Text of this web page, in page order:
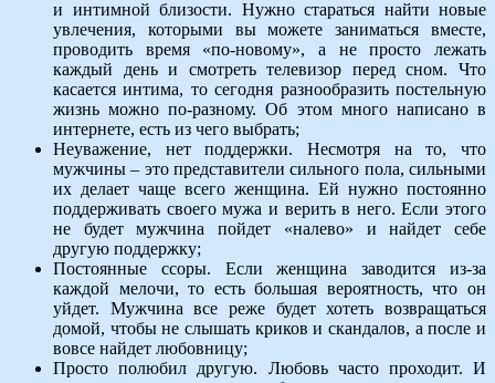
и интимной близости. Нужно стараться найти новые
увлечения, которыми вы можете заниматься вместе,
проводить время «по-новому», а не просто лежать
каждый день и смотреть телевизор перед сном. Что
касается интима, то сегодня разнообразить постельную
жизнь можно по-разному. Об этом много написано в
интернете, есть из чего выбрать;
Неуважение, нет поддержки. Несмотря на то, что
мужчины – это представители сильного пола, сильными
их делает чаще всего женщина. Ей нужно постоянно
поддерживать своего мужа и верить в него. Если этого
не будет мужчина пойдет «налево» и найдет себе
другую поддержку;
Постоянные ссоры. Если женщина заводится из-за
каждой мелочи, то есть большая вероятность, что он
уйдет. Мужчина все реже будет хотеть возвращаться
домой, чтобы не слышать криков и скандалов, а после и
вовсе найдет любовницу;
Просто полюбил другую. Любовь часто проходит. И